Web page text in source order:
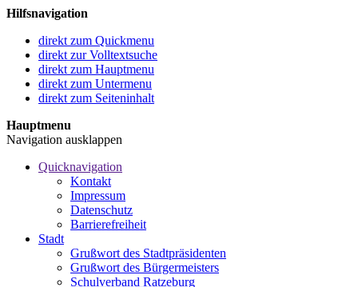
Hilfsnavigation
direkt zum Quickmenu
direkt zur Volltextsuche
direkt zum Hauptmenu
direkt zum Untermenu
direkt zum Seiteninhalt
Hauptmenu
Navigation ausklappen
Quicknavigation
Kontakt
Impressum
Datenschutz
Barrierefreiheit
Stadt
Grußwort des Stadtpräsidenten
Grußwort des Bürgermeisters
Schulverband Ratzeburg